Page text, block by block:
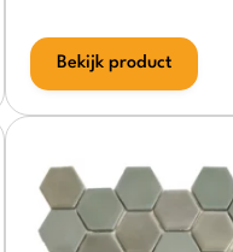
Bekijk product